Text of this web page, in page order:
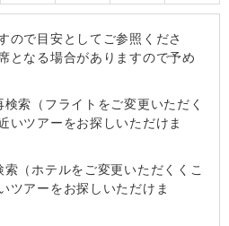
ので目安としてご参照くださ
となる場合がありますので予め
索（フライトをご変更いただく
いツアーをお探しいただけま
（ホテルをご変更いただくくこ
ツアーをお探しいただけま